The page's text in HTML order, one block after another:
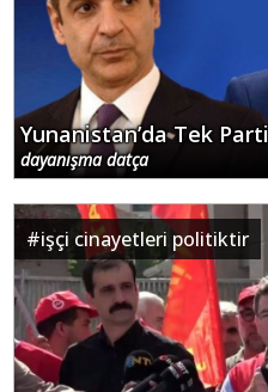
Yunanistan’da Tek
dayanışma datça
#işçi cinayetleri politiktir